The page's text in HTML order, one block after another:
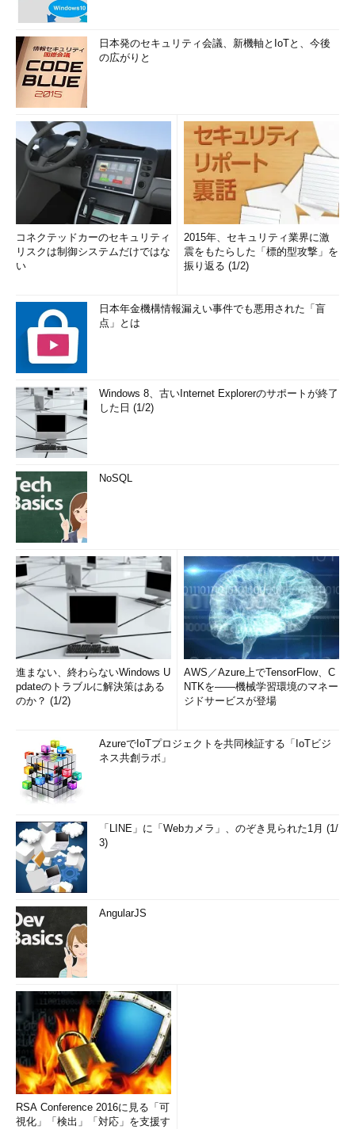
日本発のセキュリティ会議、新機軸とIoTと、今後
の広がりと
コネクテッドカーのセキュリティ
リスクは制御システムだけではな
い
2015年、セキュリティ業界に激
震をもたらした「標的型攻撃」を
振り返る (1/2)
日本年金機構情報漏えい事件でも悪用された「盲
点」とは
Windows 8、古いInternet Explorerのサポートが終了
した日 (1/2)
NoSQL
進まない、終わらないWindows U
pdateのトラブルに解決策はある
のか？ (1/2)
AWS／Azure上でTensorFlow、C
NTKを――機械学習環境のマネー
ジドサービスが登場
AzureでIoTプロジェクトを共同検証する「IoTビジ
ネス共創ラボ」
「LINE」に「Webカメラ」、のぞき見られた1月 (1/
3)
AngularJS
RSA Conference 2016に見る「可
視化」「検出」「対応」を支援す